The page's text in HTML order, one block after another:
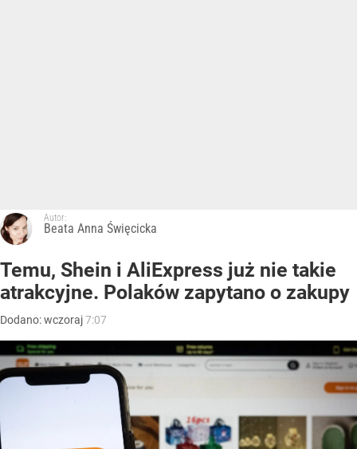
Autor:
Beata Anna Święcicka
Temu, Shein i AliExpress już nie takie
atrakcyjne. Polaków zapytano o zakupy
Dodano:wczoraj7:07